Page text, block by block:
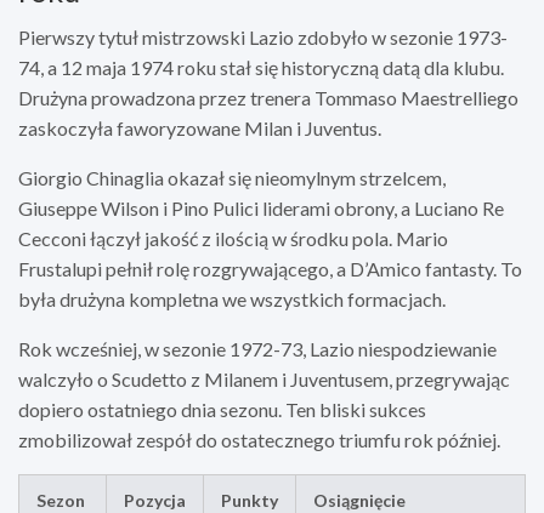
Pierwszy tytuł mistrzowski Lazio zdobyło w sezonie 1973-
74, a 12 maja 1974 roku stał się historyczną datą dla klubu.
Drużyna prowadzona przez trenera Tommaso Maestrelliego
zaskoczyła faworyzowane Milan i Juventus.
Giorgio Chinaglia okazał się nieomylnym strzelcem,
Giuseppe Wilson i Pino Pulici liderami obrony, a Luciano Re
Cecconi łączył jakość z ilością w środku pola. Mario
Frustalupi pełnił rolę rozgrywającego, a D’Amico fantasty. To
była drużyna kompletna we wszystkich formacjach.
Rok wcześniej, w sezonie 1972-73, Lazio niespodziewanie
walczyło o Scudetto z Milanem i Juventusem, przegrywając
dopiero ostatniego dnia sezonu. Ten bliski sukces
zmobilizował zespół do ostatecznego triumfu rok później.
Sezon Pozycja Punkty Osiągnięcie